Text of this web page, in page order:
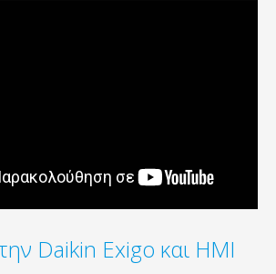
Daikin Exigo και HMI